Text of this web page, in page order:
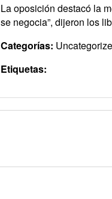
La oposición destacó la
se negocia”, dijeron los
Categorías:
Etiquetas: